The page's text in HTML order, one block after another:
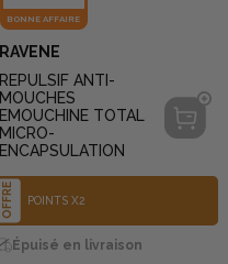
BONNE AFFAIRE
RAVENE
REPULSIF ANTI-
MOUCHES
EMOUCHINE TOTAL
MICRO-
ENCAPSULATION
OFFRE POINTS X2
Épuisé en livraison